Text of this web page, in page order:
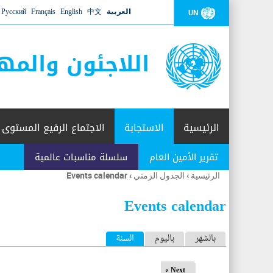
UN العربية 中文
English
Français
Русский
اللاجئون
الرئيسية الاستجابة
تقرير الأمين العام سلسلة مناسبات عالمية
الاجتماع الرفيع المستوى
أنت
هنا
الرئيسية › الجدول الزمني ›
Events calendar
Events calendar
ا بالشهر باليوم السنة (علامة التبويب النشطة)